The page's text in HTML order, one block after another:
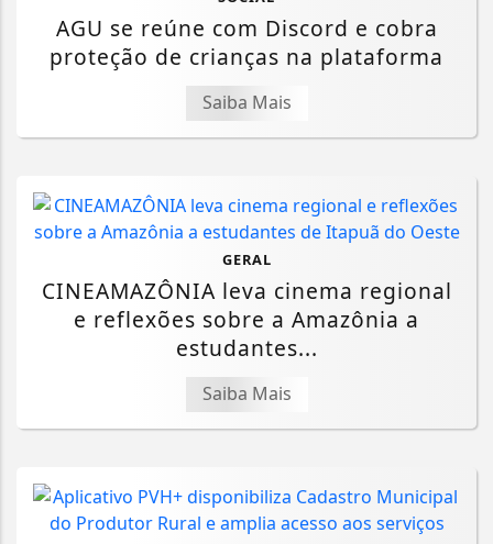
AGU se reúne com Discord e cobra
proteção de crianças na plataforma
Saiba Mais
GERAL
CINEAMAZÔNIA leva cinema regional
e reflexões sobre a Amazônia a
estudantes...
Saiba Mais